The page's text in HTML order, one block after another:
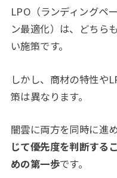
LPO（ランディングペ
ン最適化）は、どちら
い施策です。
しかし、商材の特性や
策は異なります。
闇雲に両方を同時に進
じて優先度を判断する
めの第一歩です。